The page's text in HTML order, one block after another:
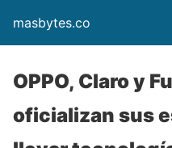
masbytes.co
OPPO, Claro y
oficializan sus